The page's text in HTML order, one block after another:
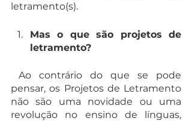
letramento(s).
Mas o que são projetos de
letramento?
pensar, os Projetos de Letramento
não são uma novidade ou uma
revolução no ensino de línguas,